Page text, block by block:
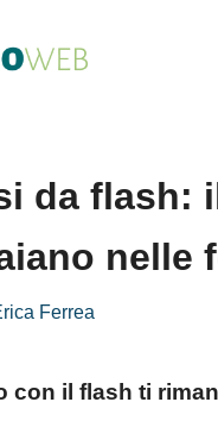
da flash:
nelle
Ferrea
con il flash ti